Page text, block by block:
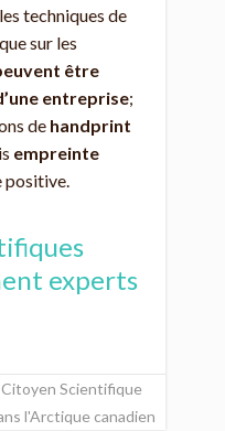
techniques de
que sur les
être
entreprise;
de handprint
empreinte
positive.
experts
Citoyen Scientifique
l'Arctique canadien